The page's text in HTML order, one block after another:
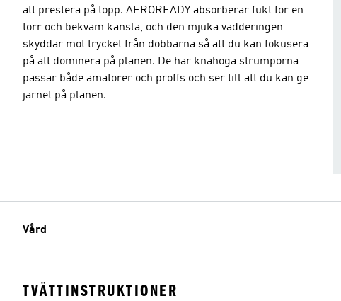
att prestera på topp. AEROREADY absorberar fukt för en
torr och bekväm känsla, och den mjuka vadderingen
skyddar mot trycket från dobbarna så att du kan fokusera
på att dominera på planen. De här knähöga strumporna
passar både amatörer och proffs och ser till att du kan ge
järnet på planen.
Vård
TVÄTTINSTRUKTIONER